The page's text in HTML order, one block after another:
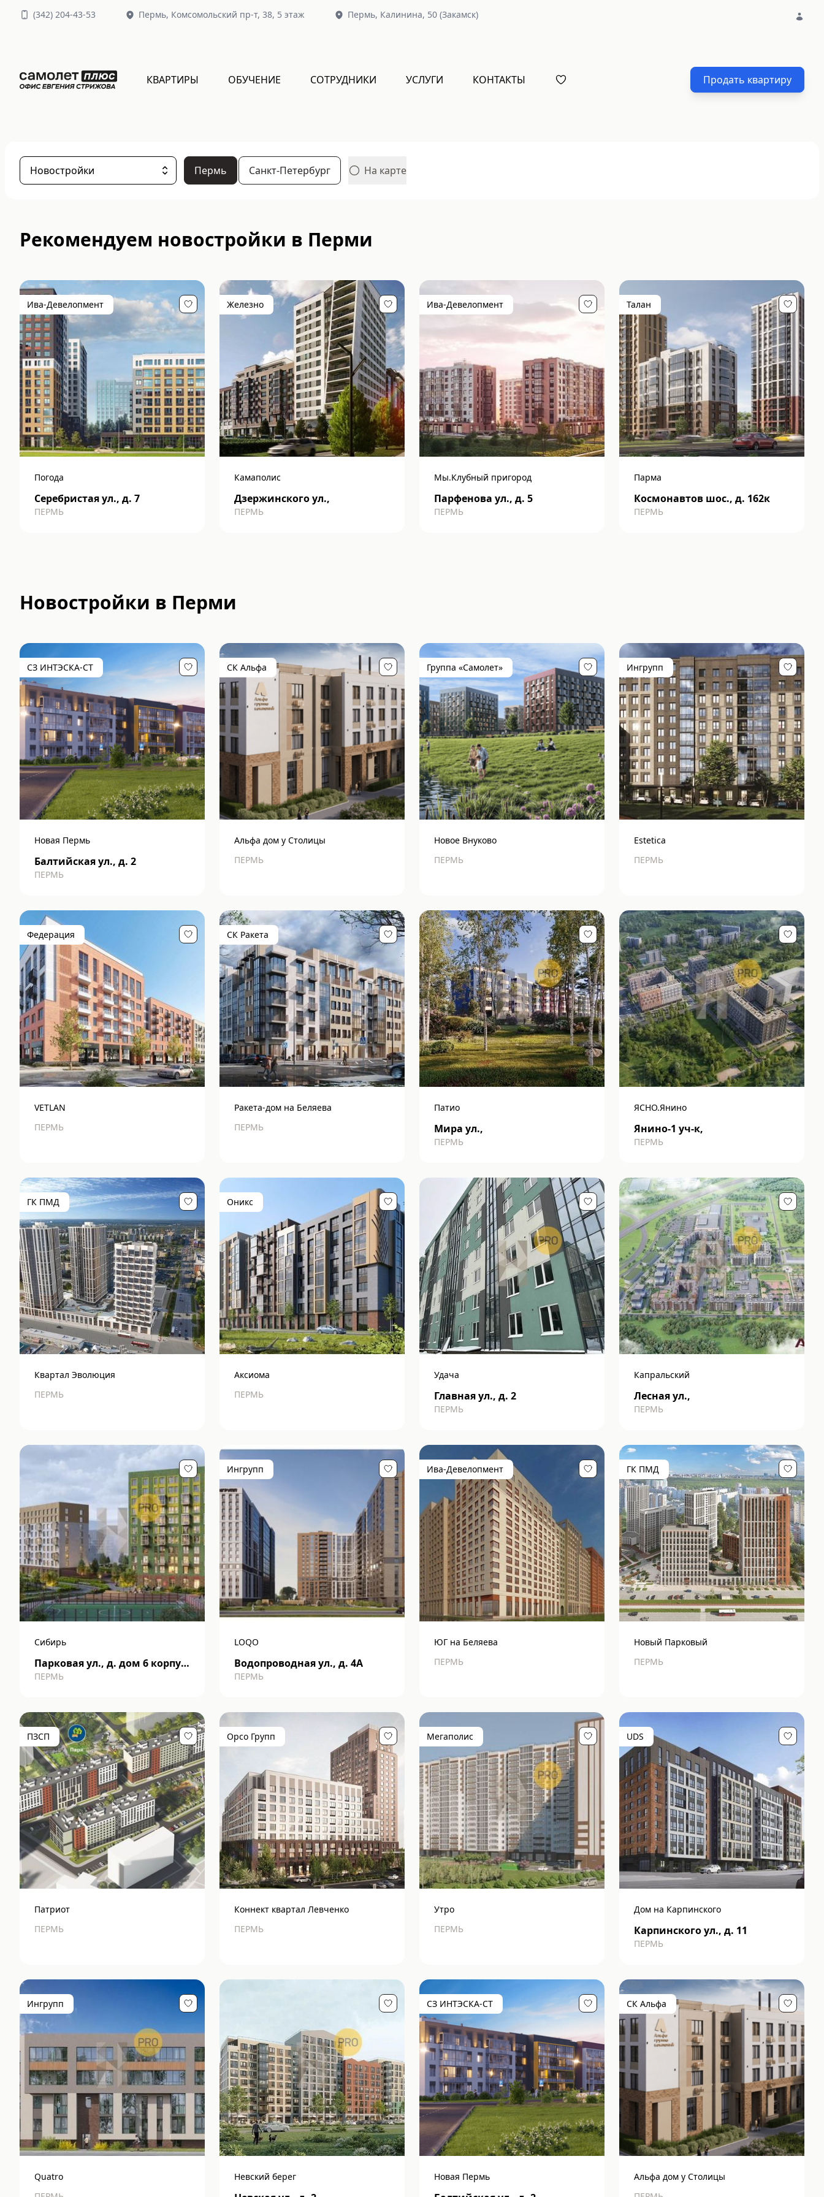
(342) 204-43-53 Пермь, Комсомольский пр-т, 38, 5 этаж Пермь, Калинина, 50 (Закамск)
КВАРТИРЫ ОБУЧЕНИЕ СОТРУДНИКИ УСЛУГИ КОНТАКТЫ Продать квартиру
Новостройки Пермь Санкт-Петербург На карте
Рекомендуем новостройки в Перми
Ива-Девелопмент
Погода
Серебристая ул., д. 7
ПЕРМЬ
Железно
Камаполис
Дзержинского ул.,
ПЕРМЬ
Ива-Девелопмент
Мы.Клубный пригород
Парфенова ул., д. 5
ПЕРМЬ
Талан
Парма
Космонавтов шос., д. 162к
ПЕРМЬ
Новостройки в Перми
СЗ ИНТЭСКА-СТ
Новая Пермь
Балтийская ул., д. 2
ПЕРМЬ
СК Альфа
Альфа дом у Столицы
ПЕРМЬ
Группа «Самолет»
Новое Внуково
ПЕРМЬ
Ингрупп
Estetica
ПЕРМЬ
Федерация
VETLAN
ПЕРМЬ
СК Ракета
Ракета-дом на Беляева
ПЕРМЬ
Патио
Мира ул.,
ПЕРМЬ
ЯСНО.Янино
Янино-1 уч-к,
ПЕРМЬ
ГК ПМД
Квартал Эволюция
ПЕРМЬ
Оникс
Аксиома
ПЕРМЬ
Удача
Главная ул., д. 2
ПЕРМЬ
Капральский
Лесная ул.,
ПЕРМЬ
Сибирь
Парковая ул., д. дом 6 корпус
4
ПЕРМЬ
Ингрупп
LOQO
Водопроводная ул., д. 4А
ПЕРМЬ
Ива-Девелопмент
ЮГ на Беляева
ПЕРМЬ
ГК ПМД
Новый Парковый
ПЕРМЬ
ПЗСП
Патриот
ПЕРМЬ
Орсо Групп
Коннект квартал Левченко
ПЕРМЬ
Мегаполис
Утро
ПЕРМЬ
UDS
Дом на Карпинского
Карпинского ул., д. 11
ПЕРМЬ
Ингрупп
Quatro
Невский берег
СЗ ИНТЭСКА-СТ
Новая Пермь
СК Альфа
Альфа дом у Столицы